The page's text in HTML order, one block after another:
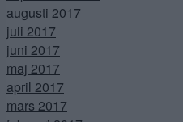
augusti 2017
juli 2017
juni 2017
maj 2017
april 2017
mars 2017